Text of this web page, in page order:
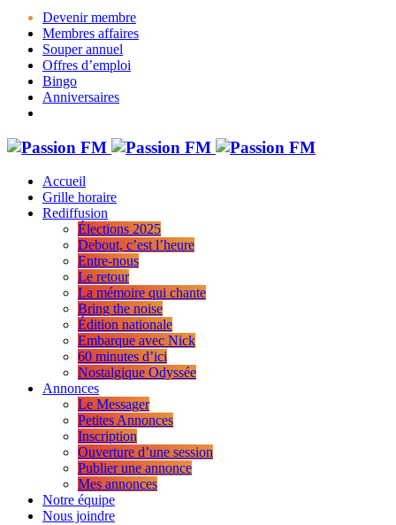
Devenir membre
Membres affaires
Souper annuel
Offres d’emploi
Bingo
Anniversaires
Accueil
Grille horaire
Rediffusion
Élections 2025
Debout, c’est l’heure
Entre-nous
Le retour
La mémoire qui chante
Bring the noise
Édition nationale
Embarque avec Nick
60 minutes d’ici
Nostalgique Odyssée
Annonces
Le Messager
Petites Annonces
Inscription
Ouverture d’une session
Publier une annonce
Mes annonces
Notre équipe
Nous joindre